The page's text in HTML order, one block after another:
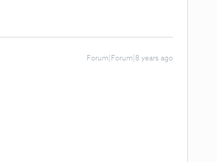
Forum|Forum|8 years ago